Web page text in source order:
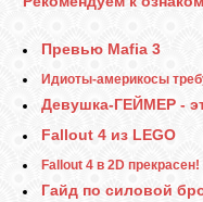
Превью Mafia 3
Идиоты-америкосы
Девушка-ГЕЙМЕР -
Fallout 4 из LEGO
Fallout 4 в 2D прекрасен!
Гайд по силовой